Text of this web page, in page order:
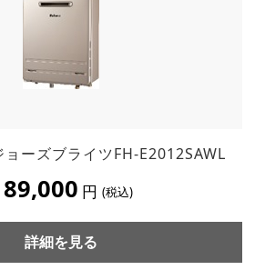
ーズブライツFH-E2012SAWL
円 (税込)
詳細を見る